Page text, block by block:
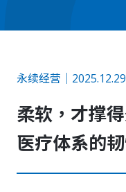
永续经营
产品与服务
联新影音
创办人的话
社会公益
财团法人联新文教基金
幸福企业
招募资讯
永续经营｜2025.12.29
柔软，才撑
医疗体系的